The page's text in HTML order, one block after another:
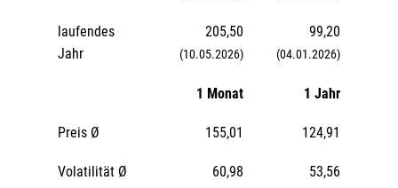
laufendes
Jahr
205,50
(10.05.2026)
99,20
(04.01.2026)
1 Monat 1 Jahr
Preis Ø 155,01 124,91
Volatilität Ø 60,98 53,56